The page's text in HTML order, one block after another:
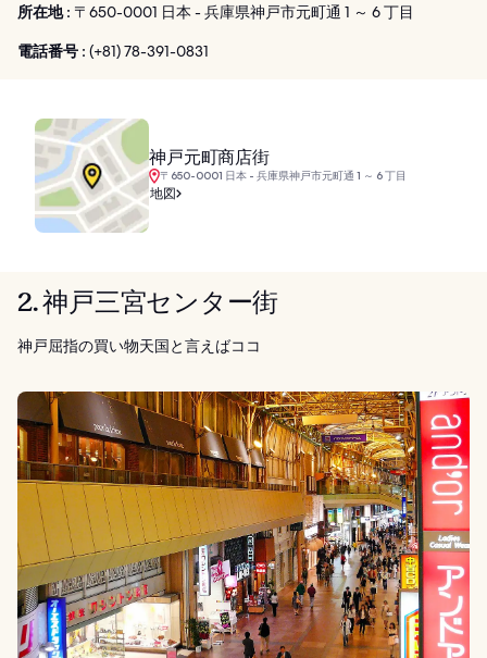
所在地 : 〒650-0001 日本 - 兵庫県神戸市元町通 1 ～ 6 丁目
電話番号 : (+81) 78-391-0831
神戸元町商店街
〒650-0001 日本 - 兵庫県神戸市元町通 1 ～ 6 丁目
地図
2. 神戸三宮センター街
神戸屈指の買い物天国と言えばココ